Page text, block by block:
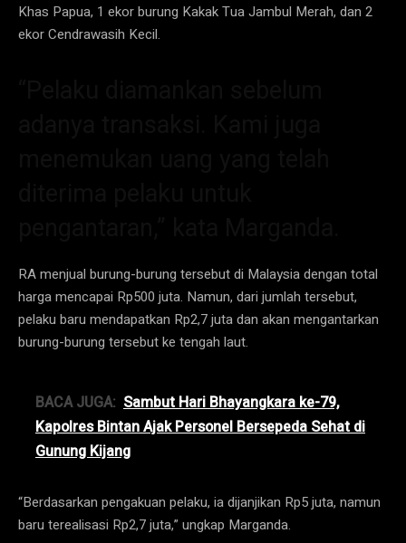
Khas Papua, 1 ekor burung Kakak Tua Jambul Merah, dan 2
ekor Cendrawasih Kecil.
RA menjual burung-burung tersebut di Malaysia dengan total
harga mencapai Rp500 juta. Namun, dari jumlah tersebut,
pelaku baru mendapatkan Rp2,7 juta dan akan mengantarkan
burung-burung tersebut ke tengah laut.
BACA JUGA: Sambut Hari Bhayangkara ke-79,
Kapolres Bintan Ajak Personel Bersepeda Sehat di
Gunung Kijang
“Berdasarkan pengakuan pelaku, ia dijanjikan Rp5 juta, namun
baru terealisasi Rp2,7 juta,” ungkap Marganda.